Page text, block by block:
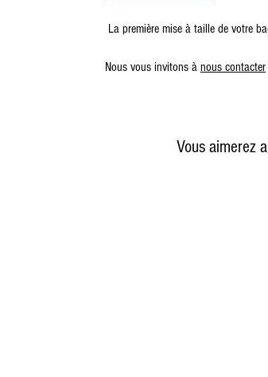
La première mise à taille de votre
Nous vous invitons à nous contacter
Vous aimerez